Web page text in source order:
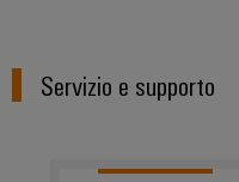
Servizio e supporto